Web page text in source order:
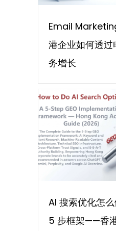
Email
港企业如何透
务增长
AI 搜索优化怎
5 步框架——香